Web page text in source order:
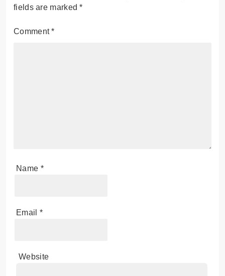
fields are marked*
Comment*
Name *
Email *
Website